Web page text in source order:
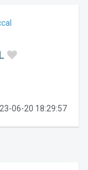
06-20 18:29:57